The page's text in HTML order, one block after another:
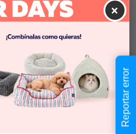
×
tenga errores ortográficos
palabras más específicas
y prueba de nuevo
a Roma! :)
Reportar error